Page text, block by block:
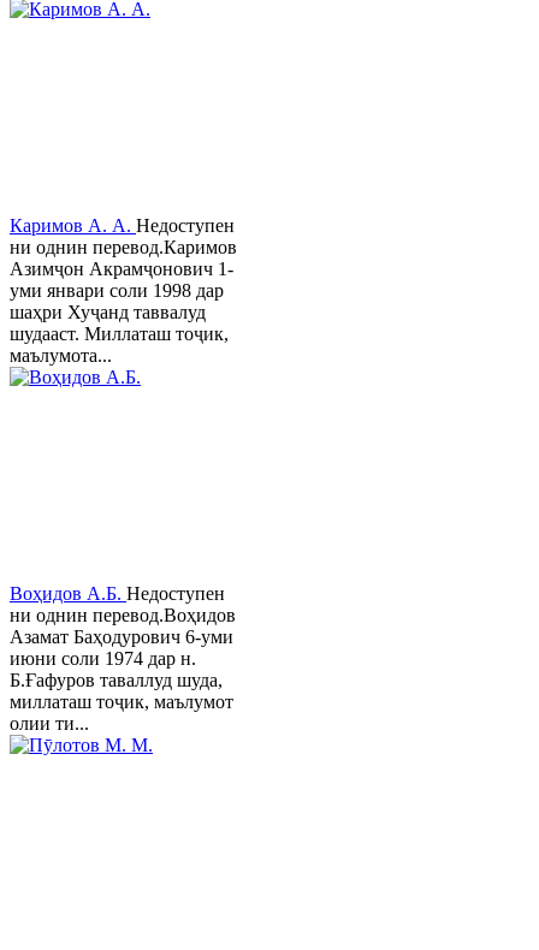
Каримов А. А. Недоступен
ни однин перевод.Каримов
Азимҷон Акрамҷонович 1-
уми январи соли 1998 дар
шаҳри Хуҷанд таввалуд
шудааст. Миллаташ тоҷик,
маълумота...
Воҳидов А.Б. Недоступен
ни однин перевод.Воҳидов
Азамат Баҳодурович 6-уми
июни соли 1974 дар н.
Б.Ғафуров таваллуд шуда,
миллаташ тоҷик, маълумот
олии ти...